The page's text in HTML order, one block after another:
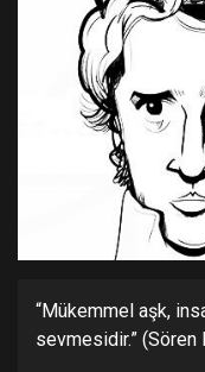
“Mükemmel aşk,
sevmesidir.” (Sören